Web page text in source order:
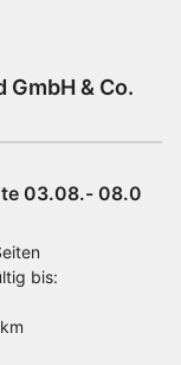
& Co.
03.08.- 08.0
bis: